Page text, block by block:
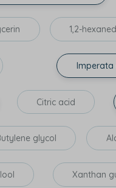
1,2-
Imperata
Citric acid
glycol
Xanthan